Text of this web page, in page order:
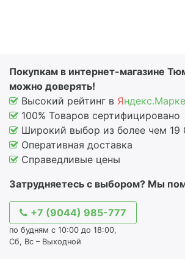
Покупкам в интернет-магазине
можно доверять!
Высокий рейтинг в Я
100% Товаров сертифицировано
Широкий выбор из более чем 19
Оперативная доставка
Справедливые цены
Затрудняетесь с выбором? Мы
+7 (9044) 985-777
по будням с 10:00 до 18:00,
Сб, Вс – Выходной